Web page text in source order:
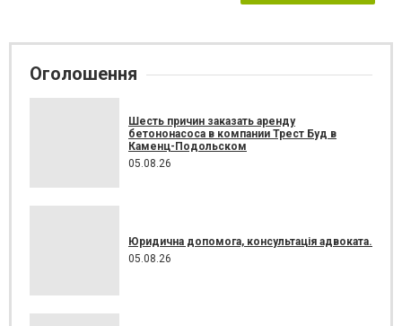
Оголошення
Шесть причин заказать аренду
бетононасоса в компании Трест Буд в
Каменц-Подольском
05.08.26
Юридична допомога, консультація адвоката.
05.08.26